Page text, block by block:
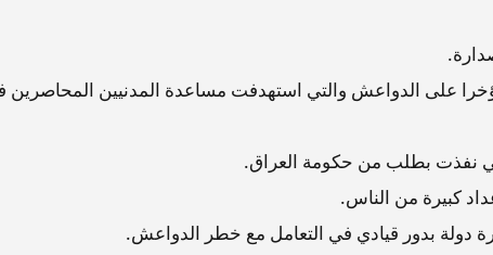
على الدواعش والتي استهدفت مساعدة المدنيين المحاصرين
نفذت بطلب من حكومة العراق.
كبيرة من الناس.
بدور قيادي في التعامل مع خطر الدواعش.